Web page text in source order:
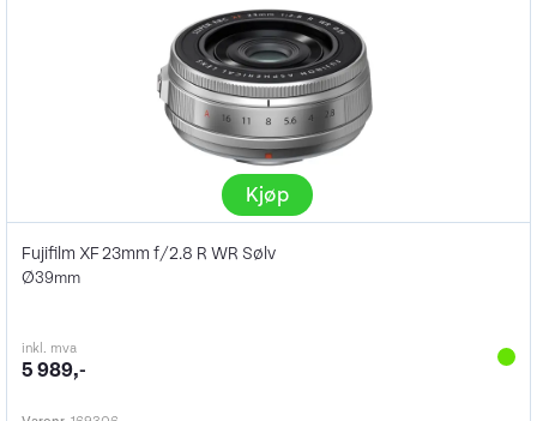
Kjøp
Fujifilm XF 23mm f/2.8 R WR Sølv
Ø39mm
inkl. mva
5 989,-